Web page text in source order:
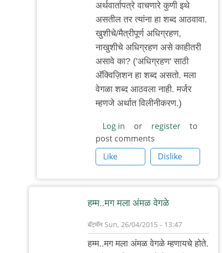
अर्थवार्तापत्रे वाचणारे कुणी इथे
असतील तर त्यांना हा शब्द आठवावा.
खुशीचे/मैत्रीपूर्ण अधिग्रहण,
नाखुशीचे अधिग्रहण असे काहीतरी
असावे का? ('अधिग्रहण' साठी
अ‍ॅक्विज़िशन हा शब्द असतो. मला
वेगळा शब्द आठवला नाही. मर्जर
म्हणजे अर्थात विलीनीकरण.)
Log in or register
to
post comments
Like
Dislike
हम्म..मग मला अंमळ वेगळे
बॅटमॅन Sun, 26/04/2015 - 13:47
In
reply
हम्म..मग मला अंमळ वेगळे म्हणायचे होते.